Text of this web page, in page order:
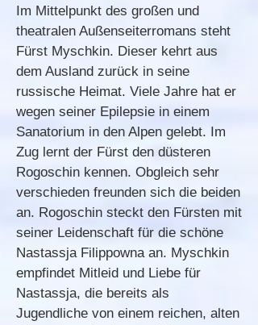
Im Mittelpunkt des großen und
theatralen Außenseiterromans steht
Fürst Myschkin. Dieser kehrt aus
dem Ausland zurück in seine
russische Heimat. Viele Jahre hat er
wegen seiner Epilepsie in einem
Sanatorium in den Alpen gelebt. Im
Zug lernt der Fürst den düsteren
Rogoschin kennen. Obgleich sehr
verschieden freunden sich die beiden
an. Rogoschin steckt den Fürsten mit
seiner Leidenschaft für die schöne
Nastassja Filippowna an. Myschkin
empfindet Mitleid und Liebe für
Nastassja, die bereits als
Jugendliche von einem reichen, alten